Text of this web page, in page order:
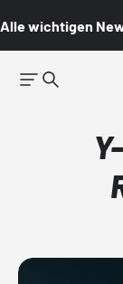
Alle wichtigen